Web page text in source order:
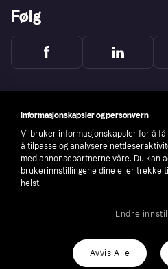
Følg
number: 556737-0431
Cookies
Informasjonskapsler og personvern
Vi bruker informasjonskapsler for å
å tilpasse og analysere
med annonsepartnerne våre. Du kan
brukerinnstillingene dine eller trekke
helst.
Avvis Alle
Endre